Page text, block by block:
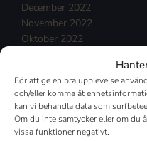
För att ge en bra upplevelse
och/eller komma åt
kan vi behandla data som
Om du inte samtycker eller om du
vissa funktioner negativt.
December 2022
November 2022
Oktober 2022
Juli 2022
Juni 2022
Maj 2022
April 2022